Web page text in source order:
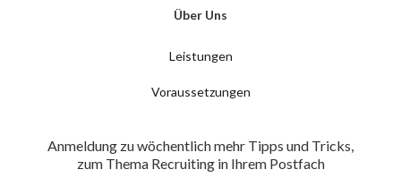
Über Uns
Leistungen
Voraussetzungen
Anmeldung zu wöchentlich mehr Tipps und Tricks,
zum Thema Recruiting in Ihrem Postfach